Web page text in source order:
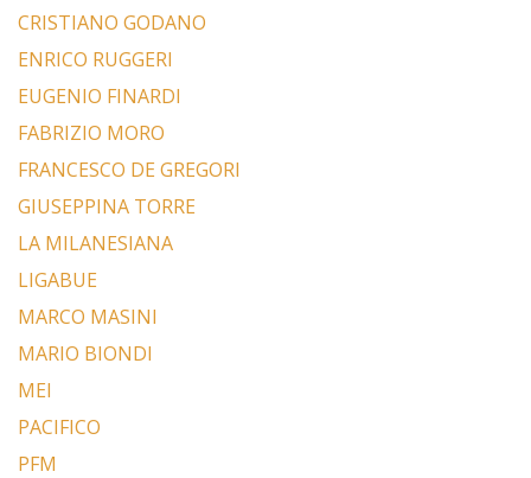
CRISTIANO GODANO
ENRICO RUGGERI
EUGENIO FINARDI
FABRIZIO MORO
FRANCESCO DE GREGORI
GIUSEPPINA TORRE
LA MILANESIANA
LIGABUE
MARCO MASINI
MARIO BIONDI
MEI
PACIFICO
PFM